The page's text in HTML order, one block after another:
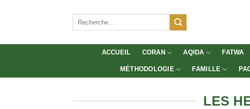
ACCUEIL CORAN AQIDA FATWA
MÉTHODOLOGIE FAMILLE
LES